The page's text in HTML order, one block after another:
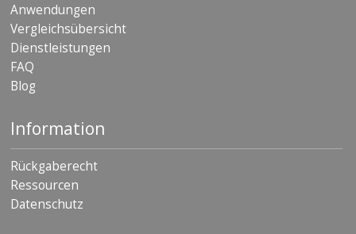
Anwendungen
Vergleichsübersicht
Dienstleistungen
FAQ
Blog
Information
Rückgaberecht
Ressourcen
Datenschutz